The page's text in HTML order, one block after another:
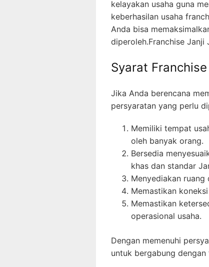
kelayakan usaha guna
keberhasilan usaha
Anda bisa
diperoleh.Franchise Janji
Syarat
Jika Anda berencana
persyaratan yang perlu
Memiliki tempat
oleh banyak orang.
Bersedia
khas dan standar
Menyediakan
Memastikan
Memastikan
operasional usaha.
Dengan memenuhi
untuk bergabung